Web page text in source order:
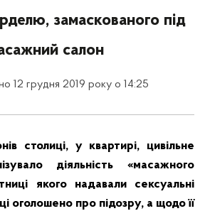
замаскованого під
салон
12 грудня 2019 року о 14:25
столиці, у квартирі, цивільне
діяльність «масажного
якого надавали сексуальні
оголошено про підозру, а щодо її